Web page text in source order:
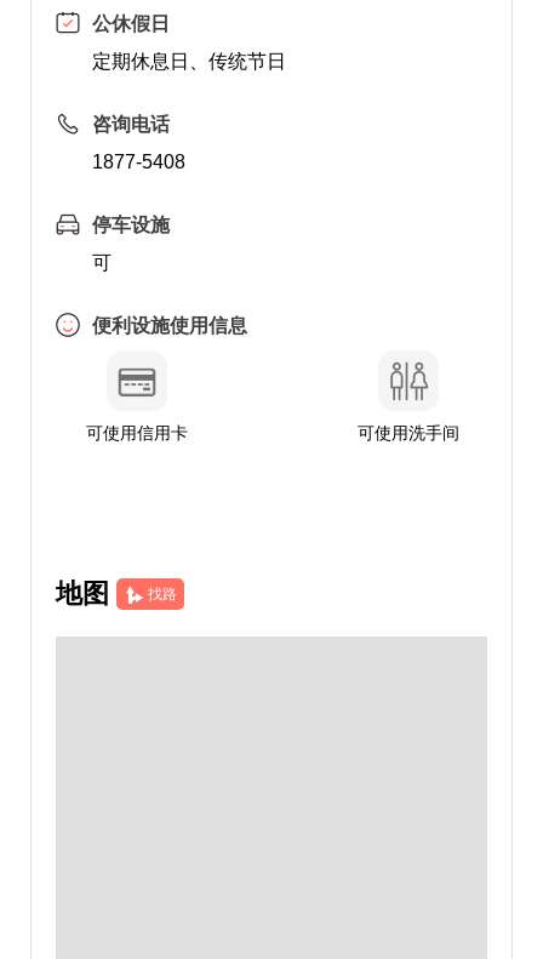
公休假日
定期休息日、传统节日
咨询电话
1877-5408
停车设施
可
便利设施使用信息
可使用信用卡 可使用洗手间
地图 找路